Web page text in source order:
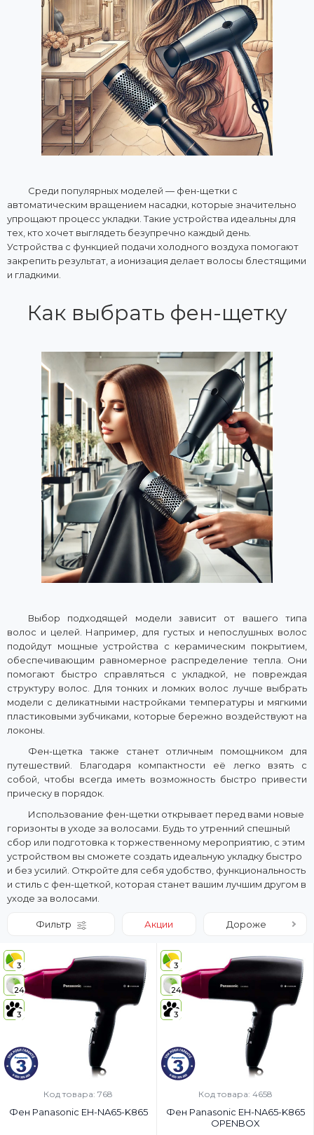
Среди популярных моделей — фен-щетки с
автоматическим вращением насадки, которые значительно
упрощают процесс укладки. Такие устройства идеальны для
тех, кто хочет выглядеть безупречно каждый день.
Устройства с функцией подачи холодного воздуха помогают
закрепить результат, а ионизация делает волосы блестящими
и гладкими.
Как выбрать фен-щетку
Выбор подходящей модели зависит от вашего типа
волос и целей. Например, для густых и непослушных волос
подойдут мощные устройства с керамическим покрытием,
обеспечивающим равномерное распределение тепла. Они
помогают быстро справляться с укладкой, не повреждая
структуру волос. Для тонких и ломких волос лучше выбрать
модели с деликатными настройками температуры и мягкими
пластиковыми зубчиками, которые бережно воздействуют на
локоны.
Фен-щетка также станет отличным помощником для
путешествий. Благодаря компактности её легко взять с
собой, чтобы всегда иметь возможность быстро привести
прическу в порядок.
Использование фен-щетки открывает перед вами новые
горизонты в уходе за волосами. Будь то утренний спешный
сбор или подготовка к торжественному мероприятию, с этим
устройством вы сможете создать идеальную укладку быстро
и без усилий. Откройте для себя удобство, функциональность
и стиль с фен-щеткой, которая станет вашим лучшим другом в
уходе за волосами.
Фильтр Акции Дороже
3
24
3
Код товара: 768
Фен Panasonic EH-NA65-K865
3
24
3
Код товара: 4658
Фен Panasonic EH-NA65-K865
OPENBOX